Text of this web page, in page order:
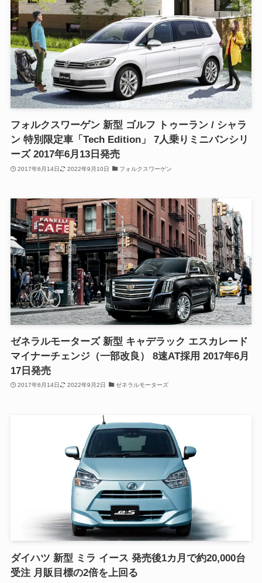
フォルクスワーゲン 新型 ゴルフ トゥーラン / シャラ
ン 特別限定車「Tech Edition」 7人乗りミニバンシリ
ーズ 2017年6月13日発売
2017年6月14日 2022年9月10日 フォルクスワーゲン
ゼネラルモーターズ 新型 キャデラック エスカレード
マイナーチェンジ（一部改良） 8速AT採用 2017年6月
17日発売
2017年6月14日 2022年9月2日 ゼネラルモーターズ
ダイハツ 新型 ミラ イース 発売後1カ月で約20,000台
受注 月販目標の2倍を上回る